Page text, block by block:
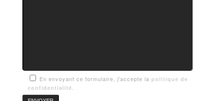
En envoyant ce formulaire, j'accepte la politique de
confidentialité.